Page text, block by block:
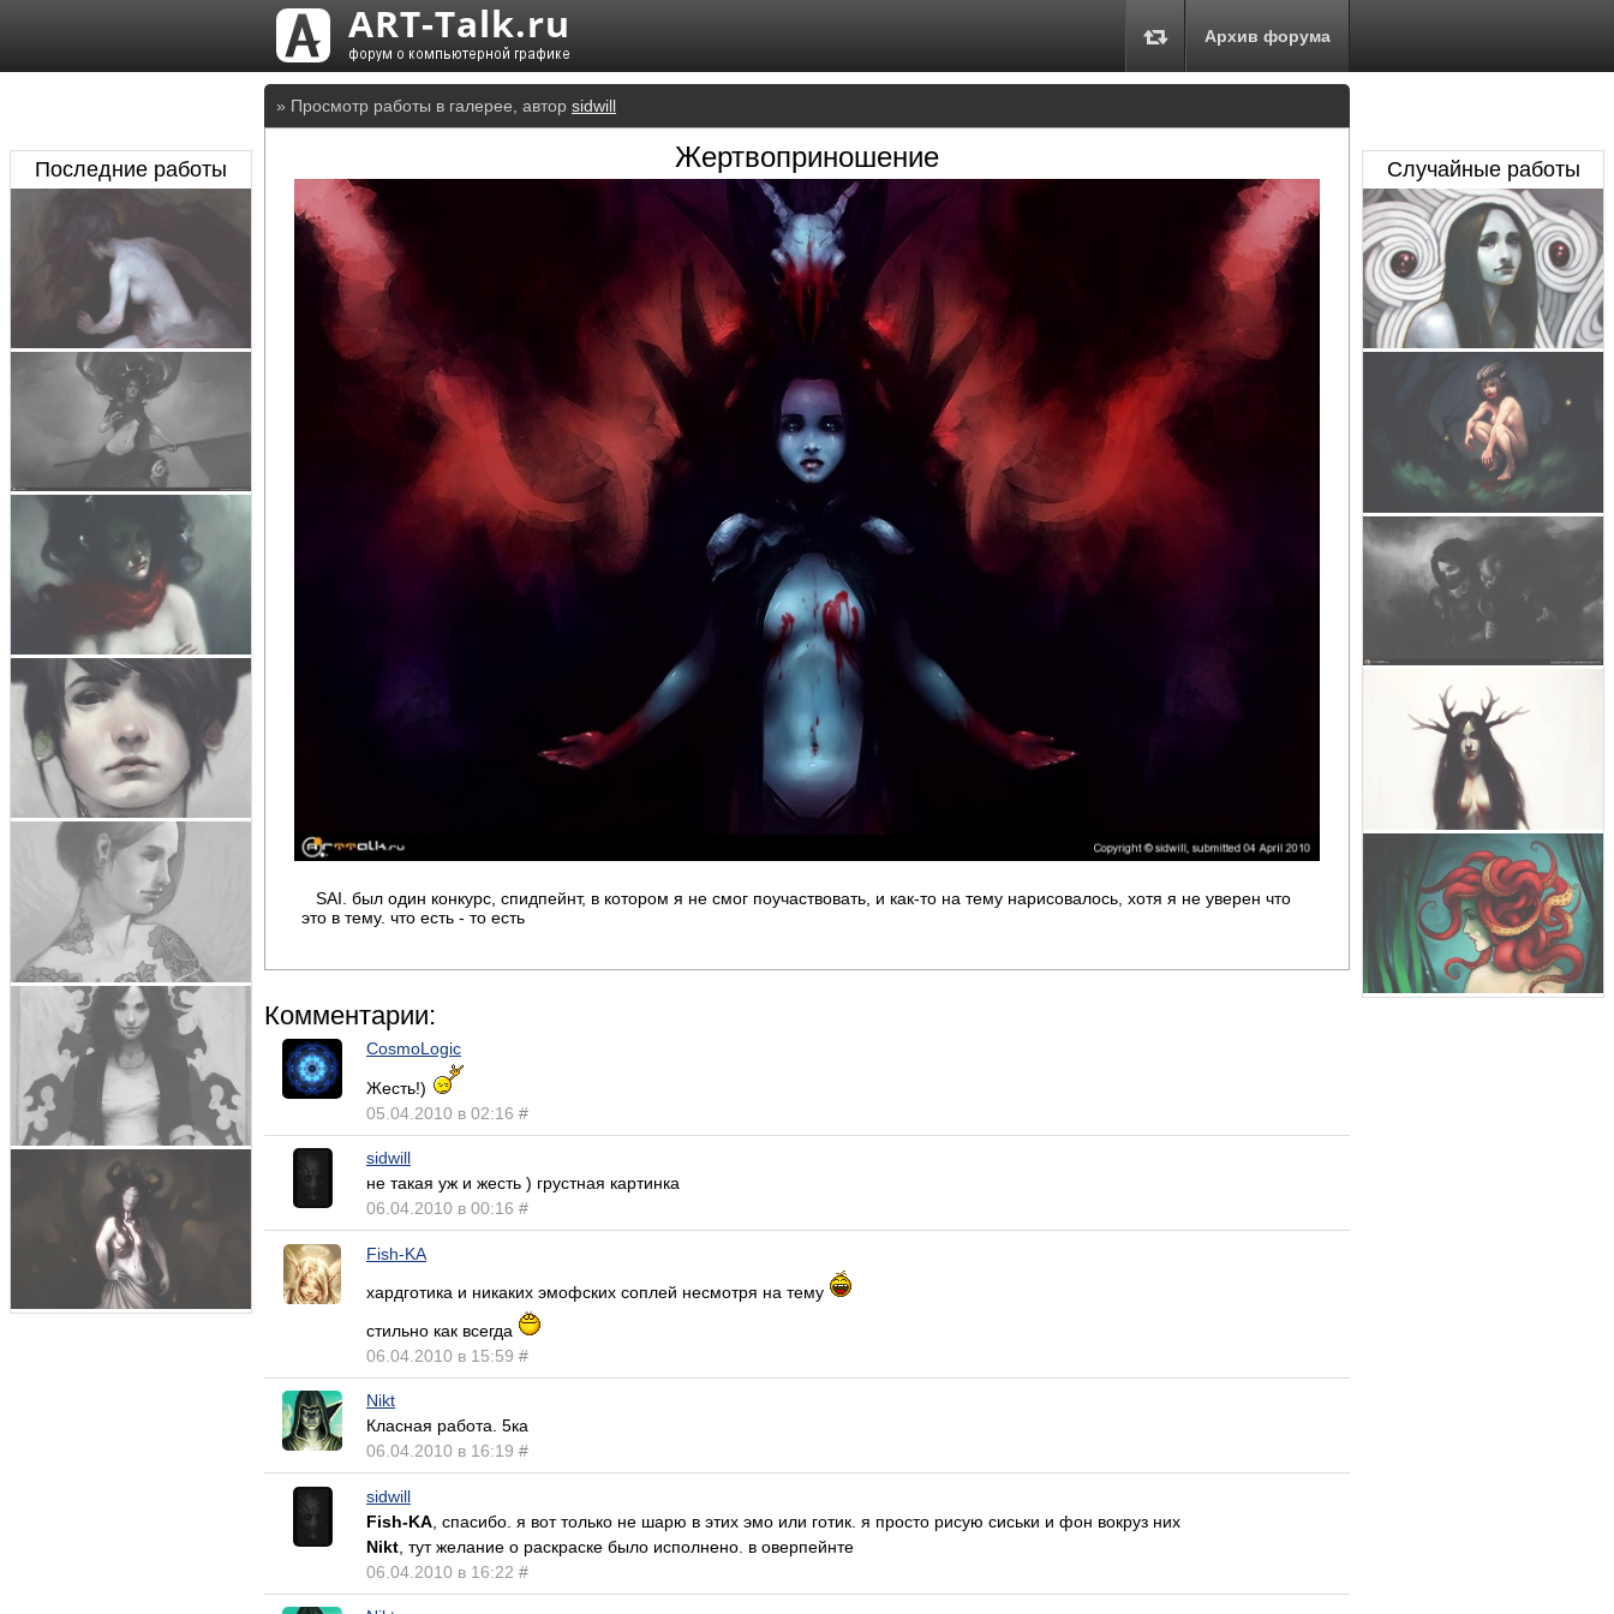
Архив форума
» Просмотр работы в галерее, автор sidwill
Жертвоприношение
SAI. был один конкурс, спидпейнт, в котором я не смог поучаствовать, и как-то на тему нарисовалось, хотя я не уверен что
это в тему. что есть - то есть
Комментарии:
CosmoLogic
Жесть!)
05.04.2010 в 02:16 #
sidwill
не такая уж и жесть ) грустная картинка
06.04.2010 в 00:16 #
Fish-KA
хардготика и никаких эмофских соплей несмотря на тему
стильно как всегда
06.04.2010 в 15:59 #
Nikt
Класная работа. 5ка
06.04.2010 в 16:19 #
sidwill
Fish-KA , спасибо. я вот только не шарю в этих эмо или готик. я просто рисую сиськи и фон вокруз них
Nikt , тут желание о раскраске было исполнено. в оверпейнте
06.04.2010 в 16:22 #
Последние работы Случайные работы